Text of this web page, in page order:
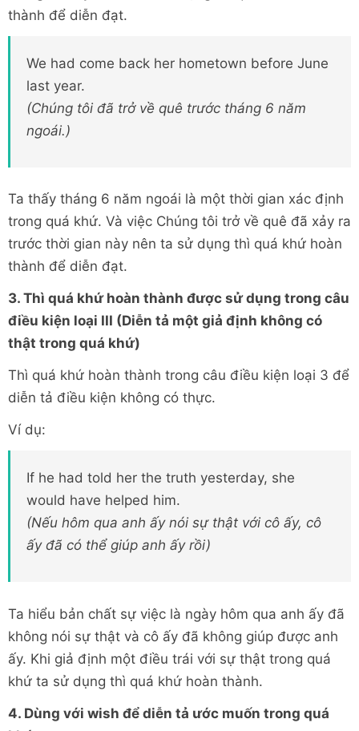
thành để diễn đạt.
We had come back her hometown before June
last year.
(Chúng tôi đã trở về quê trước tháng 6 năm
ngoái.)
Ta thấy tháng 6 năm ngoái là một thời gian xác định
trong quá khứ. Và việc Chúng tôi trở về quê đã xảy ra
trước thời gian này nên ta sử dụng thì quá khứ hoàn
thành để diễn đạt.
3. Thì quá khứ hoàn thành được sử dụng trong câu
điều kiện loại III (Diễn tả một giả định không có
thật trong quá khứ)
Thì quá khứ hoàn thành trong câu điều kiện loại 3 để
diễn tả điều kiện không có thực.
Ví dụ:
If he had told her the truth yesterday, she
would have helped him.
(Nếu hôm qua anh ấy nói sự thật với cô ấy, cô
ấy đã có thể giúp anh ấy rồi)
Ta hiểu bản chất sự việc là ngày hôm qua anh ấy đã
không nói sự thật và cô ấy đã không giúp được anh
ấy. Khi giả định một điều trái với sự thật trong quá
khứ ta sử dụng thì quá khứ hoàn thành.
4. Dùng với wish để diễn tả ước muốn trong quá